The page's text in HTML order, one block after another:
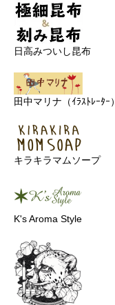
日高みついし昆布
田中マリナ（ｲﾗｽﾄﾚｰﾀｰ）
キラキラマムソープ
K's Aroma Style